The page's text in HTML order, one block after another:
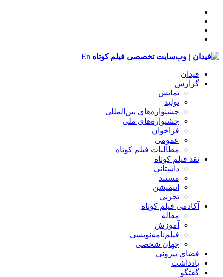
En
فیدان
گزارش
نمایش
تولید
‌‌جشنواره‌های بین‌المللی
جشنواره‌های ملی
فراخوان
عمومی
مطالبات فیلم کوتاه
نقد فیلم کوتاه
داستانی
مستند
انیمیشن
تجربی
آکادمی فیلم کوتاه
مقاله
آموزش
فیلم‌نامه‌نویسی
جهان شخصی
فضای بیرونی
یادداشت
گفتگو